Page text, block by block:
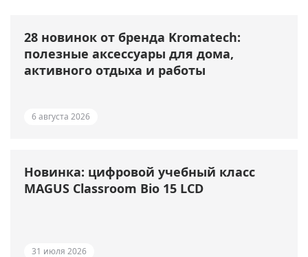
28 новинок от бренда Kromatech:
полезные аксессуары для дома,
активного отдыха и работы
6 августа 2026
Новинка: цифровой учебный класс
MAGUS Classroom Bio 15 LCD
31 июля 2026